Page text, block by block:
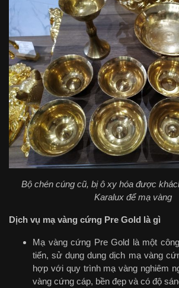
Bộ chén cúng cũ, bị ô xy hóa được
Karalux để mạ vàng
Dịch vụ mạ vàng cứng Pre Gold là gì
Mạ vàng cứng Pre Gold là một
tiến, sử dụng dung dịch mạ vàng
hợp với quy trình mạ vàng nghiêm
vàng cứng cáp, bền đẹp và có độ